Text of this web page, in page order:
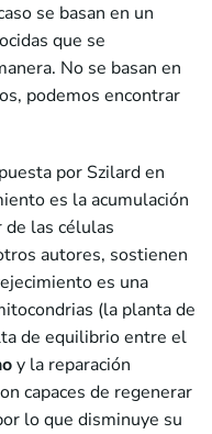
se basan en un
que se
No se basan en
podemos encontrar
por Szilard en
es la acumulación
las células
autores, sostienen
es una
(la planta de
de equilibrio entre el
y la reparación
capaces de regenerar
lo que disminuye su